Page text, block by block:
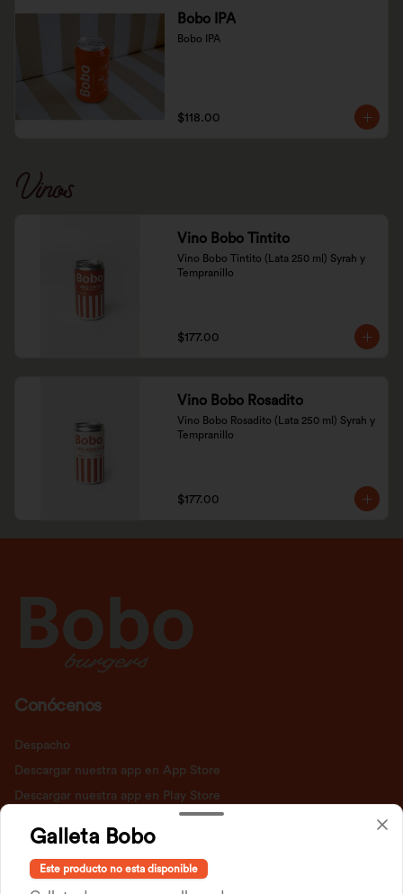
Bobo IPA
Bobo IPA
$118.00
Vinos
Vino Bobo Tintito
Vino Bobo Tintito (Lata 250 ml) Syrah y
Tempranillo
$177.00
Vino Bobo Rosadito
Vino Bobo Rosadito (Lata 250 ml) Syrah y
Tempranillo
$177.00
Conócenos
Despacho
Descargar nuestra app en App Store
Descargar nuestra app en Play Store
Política de privacidad
Redes sociales
Galleta Bobo
Este producto no esta disponible